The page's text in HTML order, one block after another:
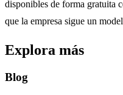
disponibles de forma gratuita
que la empresa sigue un
Explora más
Blog